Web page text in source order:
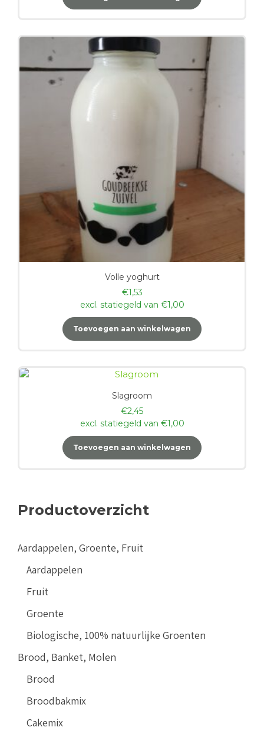
Volle yoghurt
€1,53
excl. statiegeld van €1,00
Toevoegen aan winkelwagen
Slagroom
€2,45
excl. statiegeld van €1,00
Toevoegen aan winkelwagen
Productoverzicht
Aardappelen, Groente, Fruit
Aardappelen
Fruit
Groente
Biologische, 100% natuurlijke Groenten
Brood, Banket, Molen
Brood
Broodbakmix
Cakemix